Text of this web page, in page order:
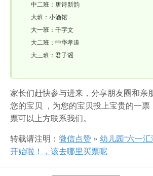
中二班：唐诗新韵
大班：小酒馆
大一班：千字文
大二班：中华孝道
大三班：君子谣
家长们赶快参与进来，分享朋友圈和亲
您的宝贝 ，为您的宝贝投上宝贵的一
票可以上方联系我们。
转载请注明： 微信点赞 » 幼儿园“六一
开始啦！，该去哪里买票呢